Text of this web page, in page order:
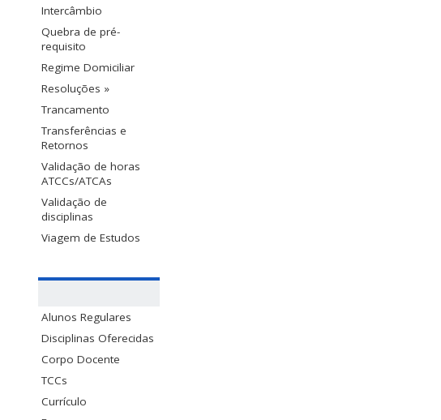
Intercâmbio
Quebra de pré-
requisito
Regime Domiciliar
Resoluções »
Trancamento
Transferências e
Retornos
Validação de horas
ATCCs/ATCAs
Validação de
disciplinas
Viagem de Estudos
Alunos Regulares
Disciplinas Oferecidas
Corpo Docente
TCCs
Currículo